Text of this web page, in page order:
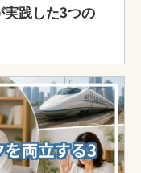
践した3つの